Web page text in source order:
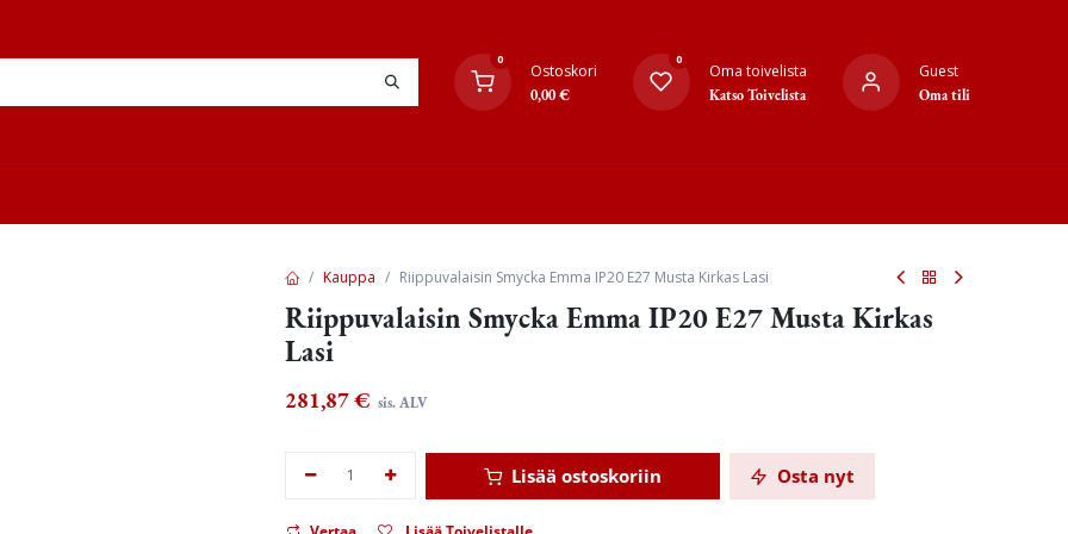
0
Ostoskori
0,00€
0
Oma toivelista
Katso Toivelista
Guest
Oma tili
Kauppa Riippuvalaisin Smycka Emma IP20 E27 Musta Kirkas Lasi
Riippuvalaisin Smycka Emma IP20 E27 Musta Kirkas
Lasi
281,87€ sis. ALV
Lisää ostoskoriin Osta nyt